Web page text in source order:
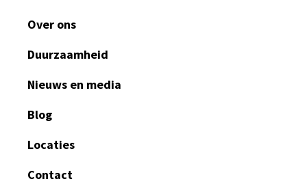
Over ons
Duurzaamheid
Nieuws en media
Blog
Locaties
Contact